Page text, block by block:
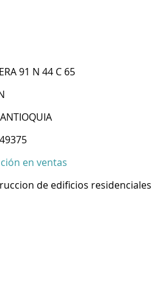
91 N 44 C 65
ANTIOQUIA
en ventas
de edificios residenciales